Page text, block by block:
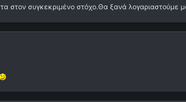
στον συγκεκριμένο στόχο.Θα ξανά λογαριαστούμε